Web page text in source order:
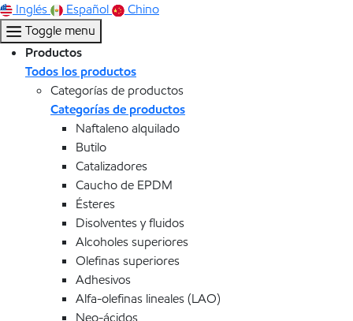
Inglés
Español
Chino
Toggle menu
Productos
Todos los productos
Categorías de productos
Categorías de productos
Naftaleno alquilado
Butilo
Catalizadores
Caucho de EPDM
Ésteres
Disolventes y fluidos
Alcoholes superiores
Olefinas superiores
Adhesivos
Alfa-olefinas lineales (LAO)
Neo-ácidos